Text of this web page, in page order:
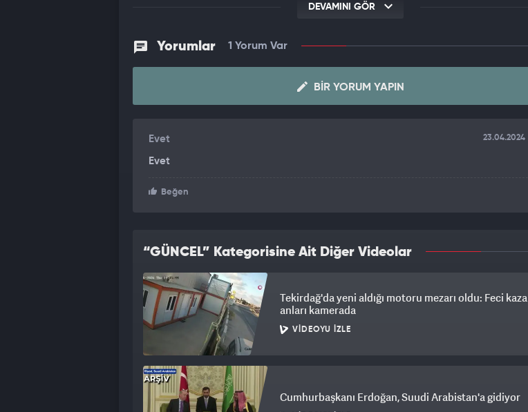
DEVAMINI GÖR
Yorumlar 1 Yorum Var
BIR YORUM YAPIN
Evet 23.04.2024
Evet
Beğen
“GÜNCEL” Kategorisine Ait Diğer Videolar
Tekirdağ'da yeni aldığı motoru mezarı oldu: Feci kaza
anları kamerada
VIDEOYU İZLE
Cumhurbaşkanı Erdoğan, Suudi Arabistan'a gidiyor